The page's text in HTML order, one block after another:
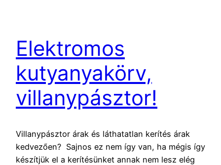
Elektromos
kutyanyakörv,
villanypásztor!
Villanypásztor árak és láthatatlan kerítés árak
kedvezően? Sajnos ez nem így van, ha mégis így
készítjük el a kerítésünket annak nem lesz elég